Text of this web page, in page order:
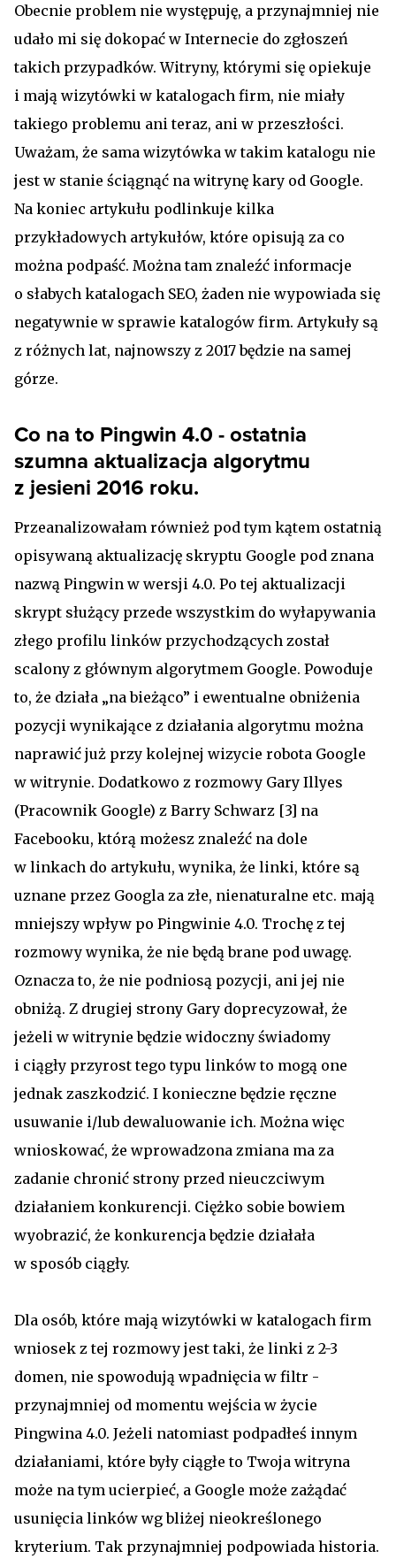
Obecnie problem nie występuję, a przynajmniej nie
udało mi się dokopać w Internecie do zgłoszeń
takich przypadków. Witryny, którymi się opiekuje
i mają wizytówki w katalogach firm, nie miały
takiego problemu ani teraz, ani w przeszłości.
Uważam, że sama wizytówka w takim katalogu nie
jest w stanie ściągnąć na witrynę kary od Google.
Na koniec artykułu podlinkuje kilka
przykładowych artykułów, które opisują za co
można podpaść. Można tam znaleźć informacje
o słabych katalogach SEO, żaden nie wypowiada się
negatywnie w sprawie katalogów firm. Artykuły są
z różnych lat, najnowszy z 2017 będzie na samej
górze.
Co na to Pingwin 4.0 - ostatnia
szumna aktualizacja algorytmu
z jesieni 2016 roku.
Przeanalizowałam również pod tym kątem ostatnią
opisywaną aktualizację skryptu Google pod znana
nazwą Pingwin w wersji 4.0. Po tej aktualizacji
skrypt służący przede wszystkim do wyłapywania
złego profilu linków przychodzących został
scalony z głównym algorytmem Google. Powoduje
to, że działa „na bieżąco” i ewentualne obniżenia
pozycji wynikające z działania algorytmu można
naprawić już przy kolejnej wizycie robota Google
w witrynie. Dodatkowo z rozmowy Gary Illyes
(Pracownik Google) z Barry Schwarz [3] na
Facebooku, którą możesz znaleźć na dole
w linkach do artykułu, wynika, że linki, które są
uznane przez Googla za złe, nienaturalne etc. mają
mniejszy wpływ po Pingwinie 4.0. Trochę z tej
rozmowy wynika, że nie będą brane pod uwagę.
Oznacza to, że nie podniosą pozycji, ani jej nie
obniżą. Z drugiej strony Gary doprecyzował, że
jeżeli w witrynie będzie widoczny świadomy
i ciągły przyrost tego typu linków to mogą one
jednak zaszkodzić. I konieczne będzie ręczne
usuwanie i/lub dewaluowanie ich. Można więc
wnioskować, że wprowadzona zmiana ma za
zadanie chronić strony przed nieuczciwym
działaniem konkurencji. Ciężko sobie bowiem
wyobrazić, że konkurencja będzie działała
w sposób ciągły.
Dla osób, które mają wizytówki w katalogach firm
wniosek z tej rozmowy jest taki, że linki z 2-3
domen, nie spowodują wpadnięcia w filtr -
przynajmniej od momentu wejścia w życie
Pingwina 4.0. Jeżeli natomiast podpadłeś innym
działaniami, które były ciągłe to Twoja witryna
może na tym ucierpieć, a Google może zażądać
usunięcia linków wg bliżej nieokreślonego
kryterium. Tak przynajmniej podpowiada historia.